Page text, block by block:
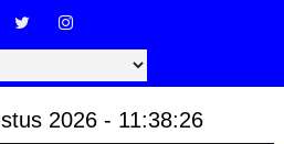
2026 - 11:38:27